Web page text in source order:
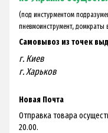
(под инстурментом
пневмоинструмент, домкраты
Самовывоз из точек
г. Киев
г. Харьков
Новая Почта
Отправка товара
20.00.